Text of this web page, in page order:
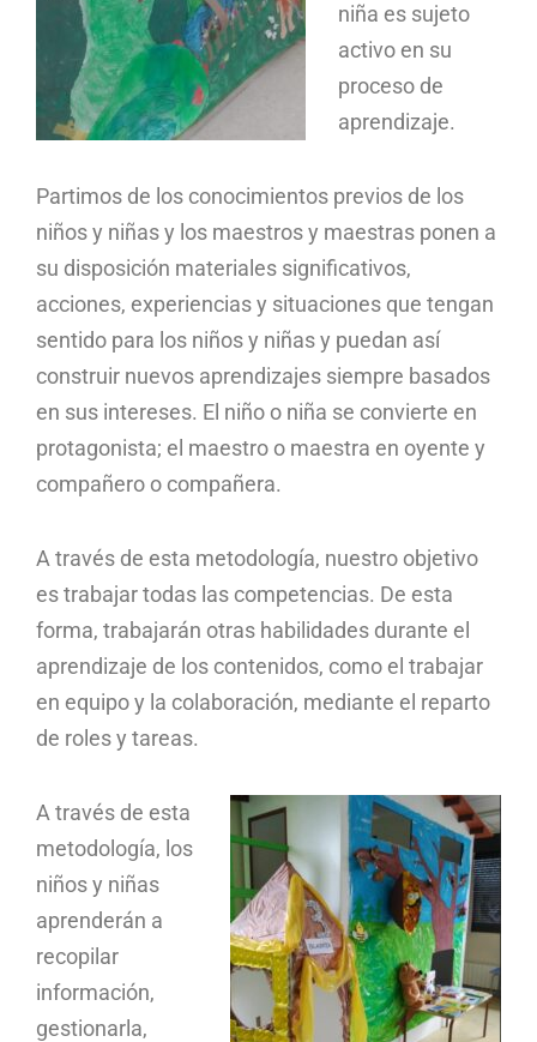
niña es sujeto
activo en su
proceso de
aprendizaje.
Partimos de los conocimientos previos de los
niños y niñas y los maestros y maestras ponen a
su disposición materiales significativos,
acciones, experiencias y situaciones que tengan
sentido para los niños y niñas y puedan así
construir nuevos aprendizajes siempre basados
en sus intereses. El niño o niña se convierte en
protagonista; el maestro o maestra en oyente y
compañero o compañera.
A través de esta metodología, nuestro objetivo
es trabajar todas las competencias. De esta
forma, trabajarán otras habilidades durante el
aprendizaje de los contenidos, como el trabajar
en equipo y la colaboración, mediante el reparto
de roles y tareas.
A través de esta
metodología, los
niños y niñas
aprenderán a
recopilar
información,
gestionarla,